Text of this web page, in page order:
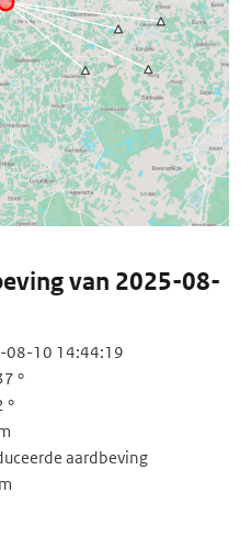
van 2025-08-
08-10 14:44:19
°
°
aardbeving